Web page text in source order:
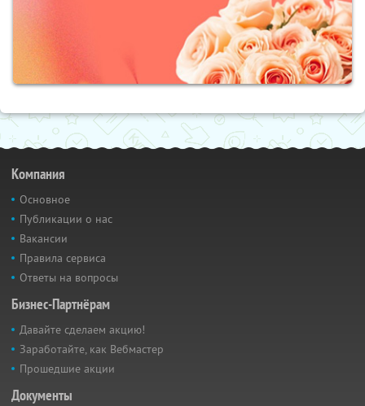
Компания
Основное
Публикации о нас
Вакансии
Правила сервиса
Ответы на вопросы
Бизнес-Партнёрам
Давайте сделаем акцию!
Заработайте, как Вебмастер
Прошедшие акции
Документы